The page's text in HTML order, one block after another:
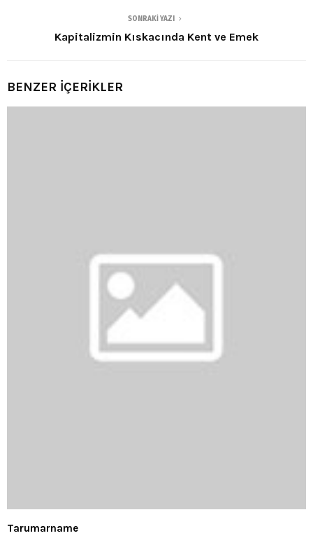
SONRAKI YAZI
Kapitalizmin Kıskacında Kent ve Emek
BENZER İÇERİKLER
Tarumarname